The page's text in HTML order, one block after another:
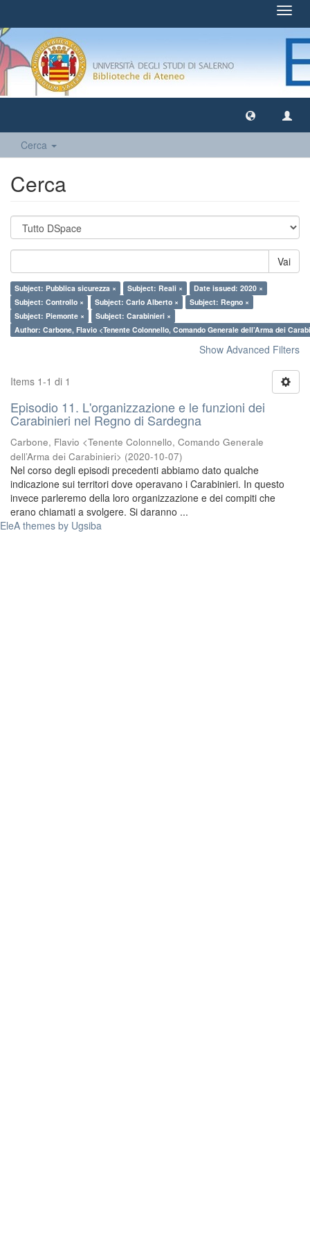
Cerca
Cerca
Vai
Subject: Pubblica sicurezza × Subject: Reali ×
Date issued: 2020 ×
Subject: Controllo ×
Subject: Carlo Alberto ×
Subject: Regno ×
Subject: Piemonte ×
Subject: Carabinieri ×
Author: Carbone, Flavio <Tenente Colonnello, Comando Generale dell’Arma dei
Show Advanced Filters
Items 1-1 di 1
Episodio 11. L'organizzazione e le funzioni dei
Carabinieri nel Regno di Sardegna
Carbone, Flavio <Tenente Colonnello, Comando Generale
dell’Arma dei Carabinieri> (2020-10-07)
Nel corso degli episodi precedenti abbiamo dato qualche
indicazione sui territori dove operavano i Carabinieri. In questo
invece parleremo della loro organizzazione e dei compiti che
erano chiamati a svolgere. Si daranno ...
EleA themes by Ugsiba